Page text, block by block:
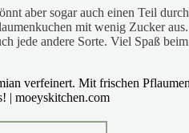
aber sogar auch einen Teil
mit wenig Zucker
jede andere Sorte. Viel Spaß